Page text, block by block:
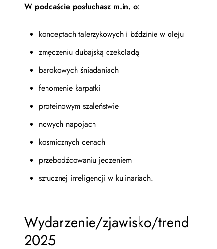
W podcaście posłuchasz m.in. o:
konceptach talerzykowych i bździnie w oleju
zmęczeniu dubajską czekoladą
barokowych śniadaniach
fenomenie karpatki
proteinowym szaleństwie
nowych napojach
kosmicznych cenach
przebodźcowaniu jedzeniem
sztucznej inteligencji w kulinariach.
Wydarzenie/zjawisko/trend
2025